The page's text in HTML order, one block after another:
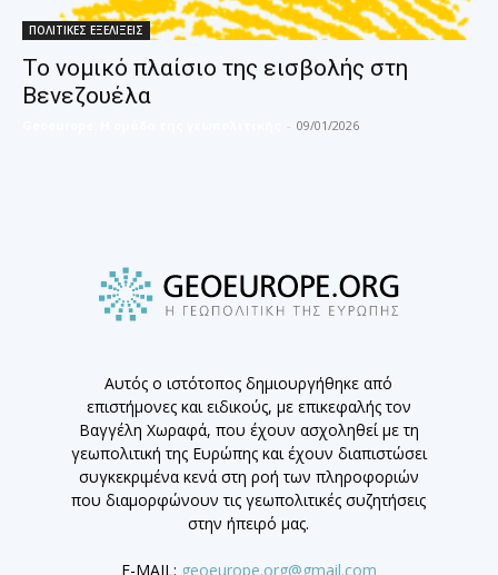
ΠΟΛΙΤΙΚΕΣ ΕΞΕΛΙΞΕΙΣ
Το νομικό πλαίσιο της εισβολής στη
Βενεζουέλα
- 09/01/2026
Αυτός ο ιστότοπος δημιουργήθηκε από
επιστήμονες και ειδικούς, με επικεφαλής τον
Βαγγέλη Χωραφά, που έχουν ασχοληθεί με τη
γεωπολιτική της Ευρώπης και έχουν διαπιστώσει
συγκεκριμένα κενά στη ροή των πληροφοριών
που διαμορφώνουν τις γεωπολιτικές συζητήσεις
στην ήπειρό μας.
E-MAIL: geoeurope.org@gmail.com